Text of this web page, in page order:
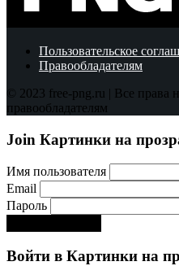
Пользовательское
Правообладателям
© 2023 free-png.ru | Все права
правообладателям
Join Картинки на
Имя пользователя
Email
Пароль
Войти в Картинки на